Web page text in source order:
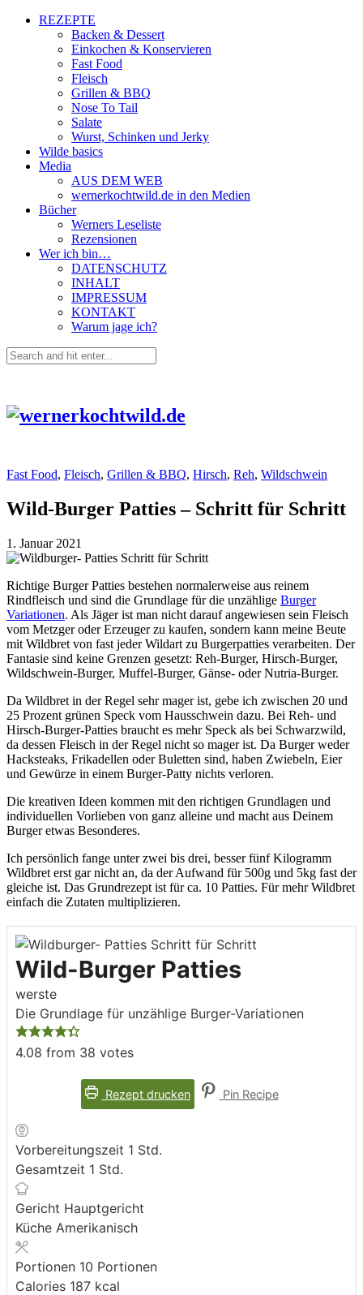
REZEPTE
Backen & Dessert
Einkochen & Konservieren
Fast Food
Fleisch
Grillen & BBQ
Nose To Tail
Salate
Wurst, Schinken und Jerky
Wilde basics
Media
AUS DEM WEB
wernerkochtwild.de in den Medien
Bücher
Werners Leseliste
Rezensionen
Wer ich bin…
DATENSCHUTZ
INHALT
IMPRESSUM
KONTAKT
Warum jage ich?
Fast Food, Fleisch, Grillen & BBQ, Hirsch, Reh, Wildschwein
Wild-Burger Patties – Schritt für Schritt
1. Januar 2021
Richtige Burger Patties bestehen normalerweise aus reinem
Rindfleisch und sind die Grundlage für die unzählige Burger
Variationen. Als Jäger ist man nicht darauf angewiesen sein Fleisch
vom Metzger oder Erzeuger zu kaufen, sondern kann meine Beute
mit Wildbret von fast jeder Wildart zu Burgerpatties verarbeiten. Der
Fantasie sind keine Grenzen gesetzt: Reh-Burger, Hirsch-Burger,
Wildschwein-Burger, Muffel-Burger, Gänse- oder Nutria-Burger.
Da Wildbret in der Regel sehr mager ist, gebe ich zwischen 20 und
25 Prozent grünen Speck vom Hausschwein dazu. Bei Reh- und
Hirsch-Burger-Patties braucht es mehr Speck als bei Schwarzwild,
da dessen Fleisch in der Regel nicht so mager ist. Da Burger weder
Hacksteaks, Frikadellen oder Buletten sind, haben Zwiebeln, Eier
und Gewürze in einem Burger-Patty nichts verloren.
Die kreativen Ideen kommen mit den richtigen Grundlagen und
individuellen Vorlieben von ganz alleine und macht aus Deinem
Burger etwas Besonderes.
Ich persönlich fange unter zwei bis drei, besser fünf Kilogramm
Wildbret erst gar nicht an, da der Aufwand für 500g und 5kg fast der
gleiche ist. Das Grundrezept ist für ca. 10 Patties. Für mehr Wildbret
einfach die Zutaten multiplizieren.
Wild-Burger Patties
werste
Die Grundlage für unzählige Burger-Variationen
4.08 from 38 votes
Rezept drucken Pin Recipe
Vorbereitungszeit 1 Stunde
Std.
Gesamtzeit 1 Stunde
Std.
Gericht Hauptgericht
Küche Amerikanisch
Portionen 10 Portionen
Calories 187 kcal